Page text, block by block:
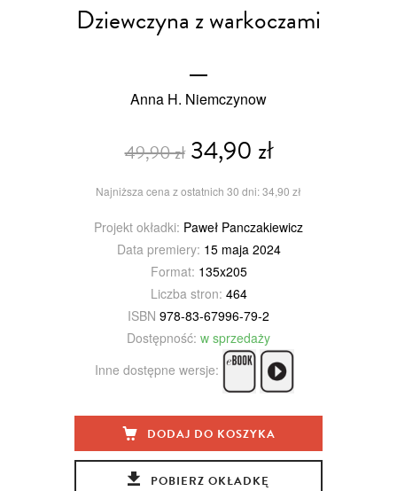
Dziewczyna z warkoczami
Anna H. Niemczynow
49,90 zł34,90 zł
Najniższa cena z ostatnich 30 dni: 34,90 zł
Projekt okładki: Paweł Panczakiewicz
Data premiery: 15 maja 2024
Format: 135x205
Liczba stron: 464
ISBN 978-83-67996-79-2
Dostępność: w sprzedaży
Inne dostępne wersje:
DODAJ DO KOSZYKA
POBIERZ OKŁADKĘ